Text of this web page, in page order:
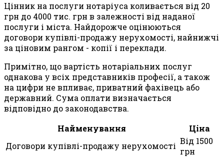
Цінник на послуги нотаріуса коливається від 20
грн до 4000 тис. грн в залежності від наданої
послуги і міста. Найдорожче оцінюються
договори купівлі-продажу нерухомості, найнижчі
за ціновим рангом - копії і переклади.
Примітно, що вартість нотаріальних послуг
однакова у всіх представників професії, а також
на цифри не впливає, приватний фахівець або
державний. Сума оплати визначається
відповідно до законодавства.
Найменування
Ціна
Договори купівлі-продажу нерухомості Від 1500
грн